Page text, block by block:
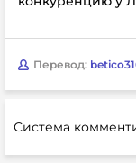
Перевод:
Система